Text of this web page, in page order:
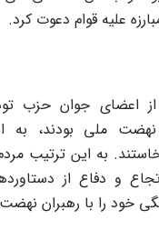
علیه قوام دعوت کرد.
اعضای جوان حزب
ملی بودند، به
به این ترتیب
و دفاع از
خود را با رهبران نهضت